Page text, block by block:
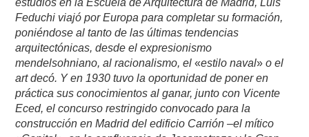
estudios en la Escuela de Arquitectura de Madrid, Luis
Feduchi viajó por Europa para completar su formación,
poniéndose al tanto de las últimas tendencias
arquitectónicas, desde el expresionismo
mendelsohniano, al racionalismo, el«estilo naval» o el
art decó. Y en 1930 tuvo la oportunidad de poner en
práctica sus conocimientos al ganar, junto con Vicente
Eced, el concurso restringido convocado para la
construcción en Madrid del edificio Carrión –el mítico